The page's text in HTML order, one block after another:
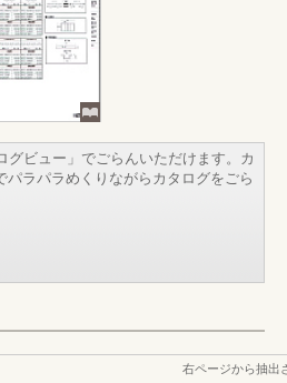
グビュー」でごらんいただけます。カ
パラパラめくりながらカタログをごら
右ページから抽出